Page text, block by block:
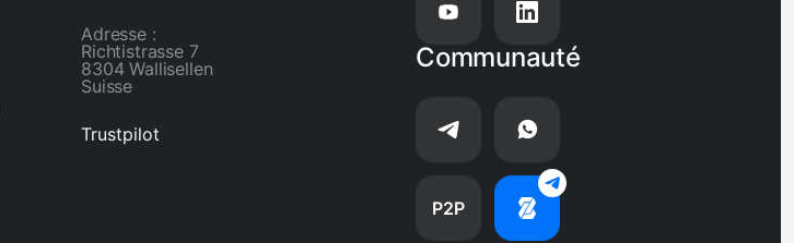
Adresse :
Richtistrasse 7
8304 Wallisellen
Suisse
Trustpilot
Communauté
P2P